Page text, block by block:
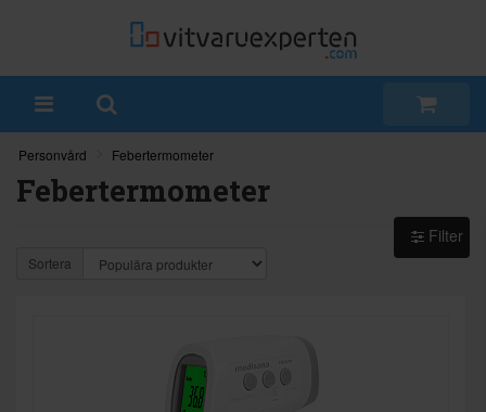
Personvård Febertermometer
Febertermometer
Sortera
Filter